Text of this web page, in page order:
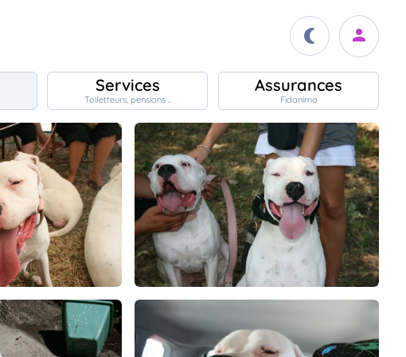
Services
Toiletteurs, pensions ..
Assurances
Fidanimo